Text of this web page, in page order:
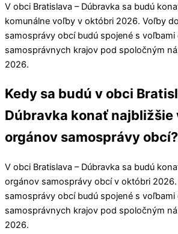
V obci Bratislava – Dúbravka sa budú
komunálne voľby v októbri 2026. Voľby
samosprávy obcí budú spojené s
samosprávnych krajov pod spoločným
2026.
Kedy sa budú v obci
Dúbravka konať najbližšie
orgánov samosprávy obcí?
V obci Bratislava – Dúbravka sa budú
orgánov samosprávy obcí v októbri
samosprávy obcí budú spojené s
samosprávnych krajov pod spoločným
2026.